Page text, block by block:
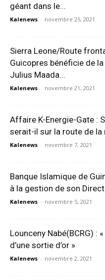
géant dans le...
Kalenews - novembre 25, 2021
Sierra Leone/Route
Guicopres bénéficie de
Julius Maada...
Kalenews - novembre 21, 2021
Affaire K-Energie-Gate :
serait-il sur la route de la
Kalenews - novembre 7, 2021
Banque Islamique de
à la gestion de son
Kalenews - novembre 5, 2021
Lounceny Nabé(BCRG) :
d’une sortie d’or »
Kalenews - novembre 2, 2021